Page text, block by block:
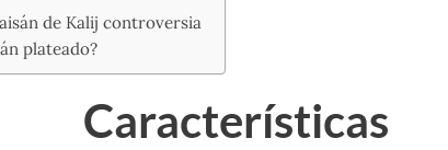
de Kalij controversia
plateado?
Características